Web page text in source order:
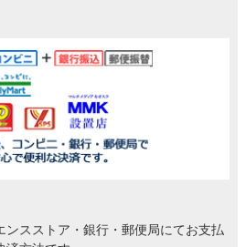
ンスストア・銀行・郵便局にてお支払